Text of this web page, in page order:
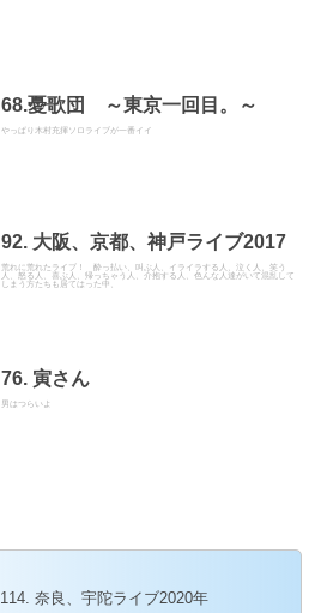
68.憂歌団 ～東京一回目。～
やっぱり木村充揮ソロライブが一番イイ
92. 大阪、京都、神戸ライブ2017
荒れに荒れたライブ！ 酔っ払い、叫ぶ人、イライラする人、泣く人、笑う
人、怒る人、喜ぶ人、帰っちゃう人、介抱する人、色んな人達がいて混乱して
しまう方たちも居てはった中、
76. 寅さん
男はつらいよ
114. 奈良、宇陀ライブ2020年